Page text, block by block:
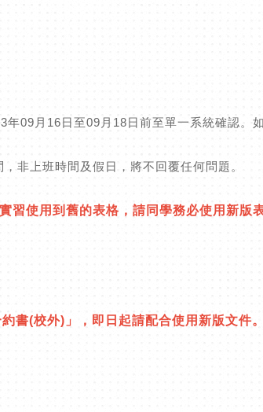
09月16日至09月18日前至單一系統確認。
非上班時間及假日，將不回覆任何問題。
使用到舊的表格，請同學務必使用新版表
書(校外)」，即日起請配合使用新版文件。